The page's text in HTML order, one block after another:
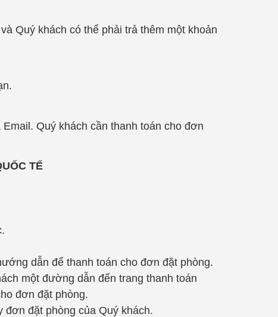
Quý khách có thể phải trả thêm một khoản
Quý khách cần thanh toán cho đơn
TẾ
dẫn để thanh toán cho đơn đặt phòng.
một đường dẫn đến trang thanh toán
đơn đặt phòng.
đặt phòng của Quý khách.